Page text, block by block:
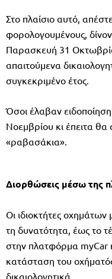
Στο πλαίσιο αυτό,
φορολογουμένους,
Παρασκευή 31
απαιτούμενα
συγκεκριμένο έτος.
Όσοι έλαβαν
Νοεμβρίου κι έπειτα
«ραβασάκια».
Διορθώσεις μέσω της
Οι ιδιοκτήτες
τη δυνατότητα, έως το
στην πλατφόρμα myCar
κατάσταση του
δικαιολογητικά.